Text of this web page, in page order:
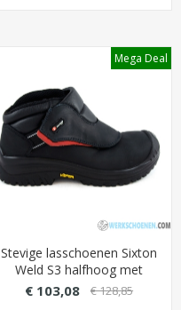
Mega Deal
Stevige lasschoenen Sixton
Weld S3 halfhoog met
overneus (bestand tegen
€ 103,08 € 128,85